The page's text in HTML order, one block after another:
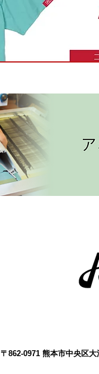
〒862-0971 熊本市中央区大